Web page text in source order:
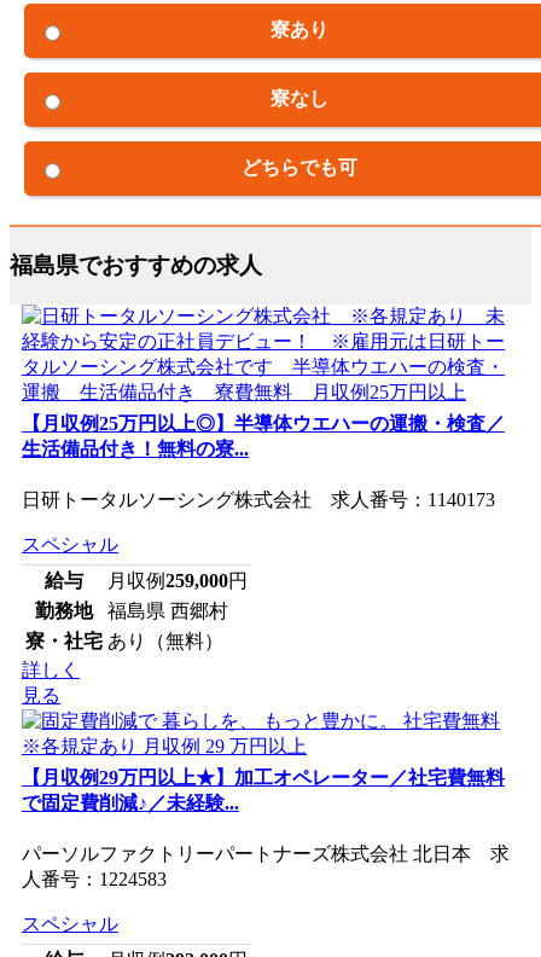
寮あり
寮なし
どちらでも可
福島県でおすすめの求人
【月収例25万円以上◎】半導体ウエハーの運搬・検査／
生活備品付き！無料の寮...
日研トータルソーシング株式会社 求人番号：1140173
スペシャル
給与
月収例259,000円
勤務地
福島県 西郷村
寮・社宅 あり（無料）
詳しく
見る
【月収例29万円以上★】加工オペレーター／社宅費無料
で固定費削減♪／未経験...
パーソルファクトリーパートナーズ株式会社 北日本 求
人番号：1224583
スペシャル